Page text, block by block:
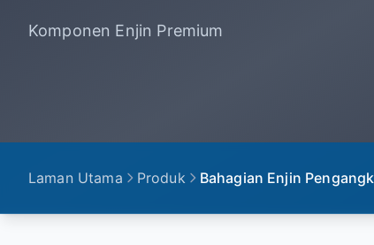
Komponen Enjin Premium
Laman Utama Produk Bahagian Enjin